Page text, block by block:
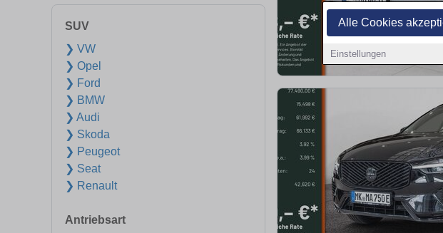
Alle Cookies
Einstellungen
SUV
❯ VW
❯ Opel
❯ Ford
❯ BMW
❯ Audi
❯ Skoda
❯ Peugeot
❯ Seat
❯ Renault
Antriebsart